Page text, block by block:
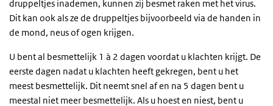
druppeltjes inademen, kunnen zij besmet raken met het virus.
Dit kan ook als ze de druppeltjes bijvoorbeeld via de handen in
de mond, neus of ogen krijgen.
U bent al besmettelijk 1 à 2 dagen voordat u klachten krijgt. De
eerste dagen nadat u klachten heeft gekregen, bent u het
meest besmettelijk. Dit neemt snel af en na 5 dagen bent u
meestal niet meer besmettelijk. Als u hoest en niest, bent u